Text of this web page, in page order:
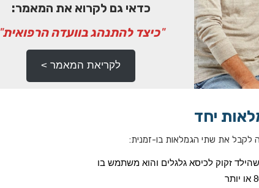
כדאי גם לקרוא את המאמר:
"כיצד להתנהג בוועדה הרפואית"
לקריאת המאמר >
יחד
לקבל את שתי הגמלאות בו-זמנית:
זקוק לכיסא גלגלים והוא משתמש בו